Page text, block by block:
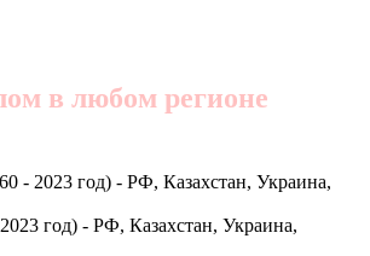
в любом регионе
- 2023 год) - РФ, Казахстан, Украина,
год) - РФ, Казахстан, Украина,